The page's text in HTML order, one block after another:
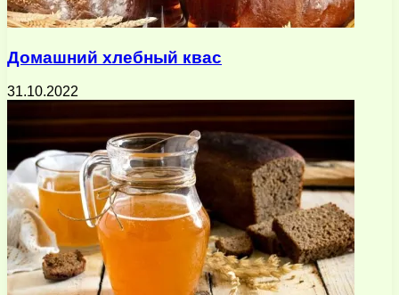
Домашний хлебный квас
31.10.2022